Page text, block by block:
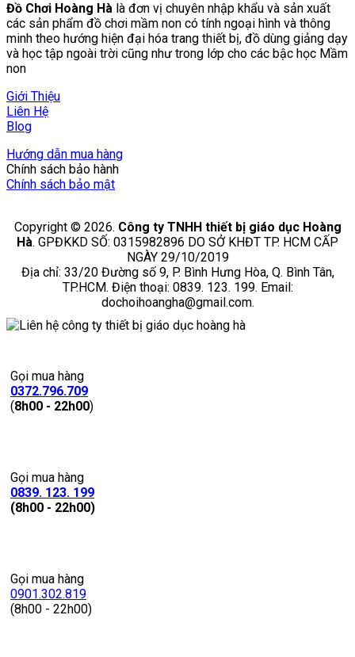
Đồ Chơi Hoàng Hà là đơn vị chuyên nhập khẩu và sản xuất
các sản phẩm đồ chơi mầm non có tính ngoại hình và thông
minh theo hướng hiện đại hóa trang thiết bị, đồ dùng giảng dạy
và học tập ngoài trời cũng như trong lớp cho các bậc học Mầm
non
Giới Thiệu
Liên Hệ
Blog
Hướng dẫn mua hàng
Chính sách bảo hành
Chính sách bảo mật
Copyright © 2026. Công ty TNHH thiết bị giáo dục Hoàng
Hà. GPĐKKD SỐ: 0315982896 DO SỞ KHĐT TP. HCM CẤP
NGÀY 29/10/2019
Địa chỉ: 33/20 Đường số 9, P. Bình Hưng Hòa, Q. Bình Tân,
TP.HCM. Điện thoại: 0839. 123. 199. Email:
dochoihoangha@gmail.com.
Gọi mua hàng
0372.796.709
(8h00 - 22h00)
Gọi mua hàng
0839. 123. 199
(8h00 - 22h00)
Gọi mua hàng
0901.302.819
(8h00 - 22h00)